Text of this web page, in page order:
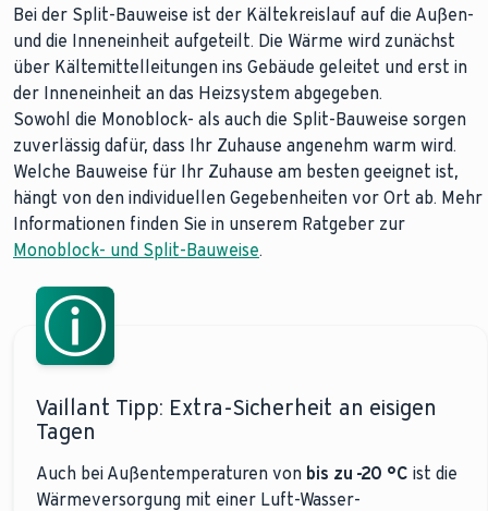
Bei der Split-Bauweise ist der Kältekreislauf auf die Außen-
und die Inneneinheit aufgeteilt. Die Wärme wird zunächst
über Kältemittelleitungen ins Gebäude geleitet und erst in
der Inneneinheit an das Heizsystem abgegeben.
Sowohl die Monoblock- als auch die Split-Bauweise sorgen
zuverlässig dafür, dass Ihr Zuhause angenehm warm wird.
Welche Bauweise für Ihr Zuhause am besten geeignet ist,
hängt von den individuellen Gegebenheiten vor Ort ab. Mehr
Informationen finden Sie in unserem Ratgeber zur
Monoblock- und Split-Bauweise.
Vaillant Tipp: Extra-Sicherheit an eisigen
Tagen
Auch bei Außentemperaturen von bis zu -20 °C ist die
Wärmeversorgung mit einer Luft-Wasser-